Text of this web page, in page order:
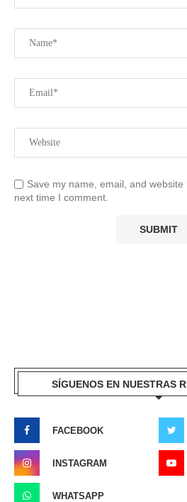
Save my name, email, and
next time I comment.
SÍGUENOS EN NUESTRAS
FACEBOOK
INSTAGRAM
WHATSAPP